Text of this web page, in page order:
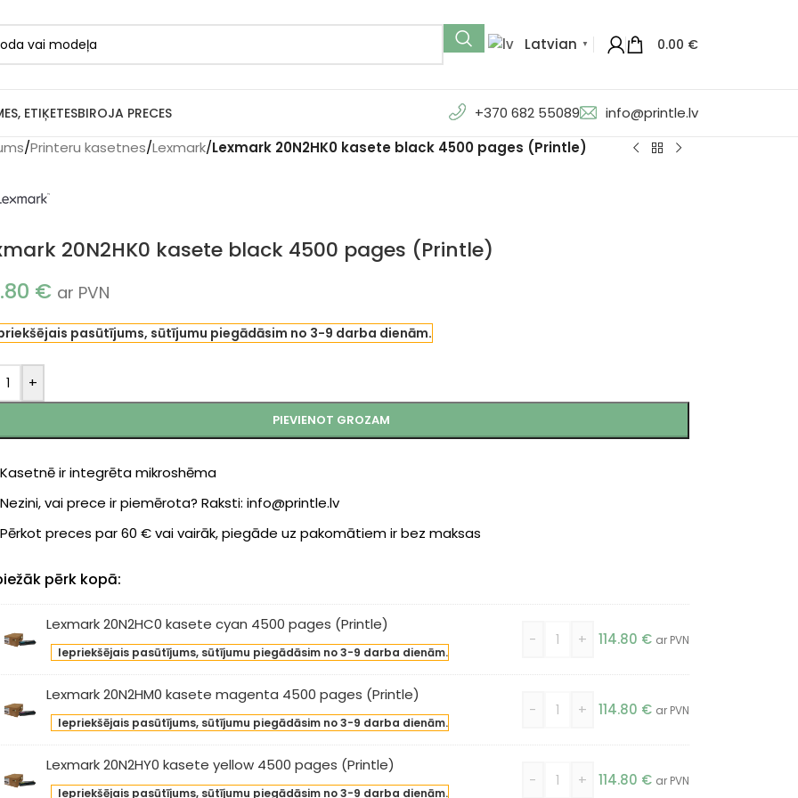
Latvian ▼ 0.00 €
ETIĶETESBIROJA PRECES +370 682 55089 info@printle.lv
/Printeru kasetnes/Lexmark/Lexmark 20N2HK0 kasete black 4500 pages (Printle)
20N2HK0 kasete black 4500 pages (Printle)
€ ar PVN
pasūtījums, sūtījumu piegādāsim no 3-9 darba dienām.
+
PIEVIENOT GROZAM
Kasetnē ir integrēta mikroshēma
Nezini, vai prece ir piemērota? Raksti: info@printle.lv
Pērkot preces par 60 € vai vairāk, piegāde uz pakomātiem ir bez maksas
pērk kopā:
Lexmark 20N2HC0 kasete cyan 4500 pages (Printle)
Iepriekšējais pasūtījums, sūtījumu piegādāsim no 3-9 darba dienām.
- + 114.80 € ar PVN
Lexmark 20N2HM0 kasete magenta 4500 pages (Printle)
Iepriekšējais pasūtījums, sūtījumu piegādāsim no 3-9 darba dienām.
- + 114.80 € ar PVN
Lexmark 20N2HY0 kasete yellow 4500 pages (Printle)
Iepriekšējais pasūtījums, sūtījumu piegādāsim no 3-9 darba dienām.
- + 114.80 € ar PVN